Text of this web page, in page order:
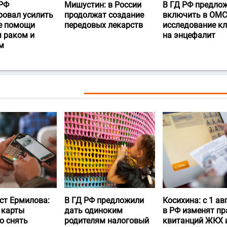
усилить
помощи
раком и
Мишустин: в России
продолжат создание
передовых лекарств
В ГД РФ
включить в ОМС
исследование
на энцефалит
Ермилова:
карты
снять
В ГД РФ предложили
дать одиноким
родителям налоговый
Косихина: с 1
в РФ изменят
квитанций ЖКХ